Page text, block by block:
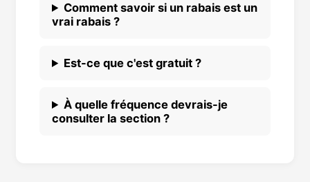
Comment savoir si un rabais est un
vrai rabais ?
Est-ce que c'est gratuit ?
À quelle fréquence devrais-je
consulter la section ?